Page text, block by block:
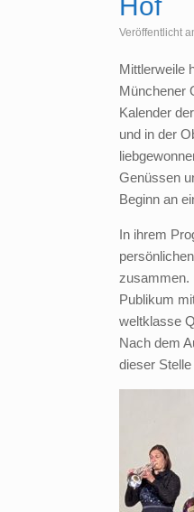
Hof
Veröffentlicht
Mittlerweile
Münchener
Kalender
und in der
Genüssen
Beginn an
In ihrem
zusammen.
Publikum
weltklasse
Nach dem
dieser